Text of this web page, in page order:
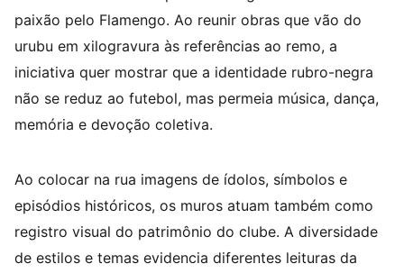
paixão pelo Flamengo. Ao reunir obras que vão do
urubu em xilogravura às referências ao remo, a
iniciativa quer mostrar que a identidade rubro-negra
não se reduz ao futebol, mas permeia música, dança,
memória e devoção coletiva.
Ao colocar na rua imagens de ídolos, símbolos e
episódios históricos, os muros atuam também como
registro visual do patrimônio do clube. A diversidade
de estilos e temas evidencia diferentes leituras da